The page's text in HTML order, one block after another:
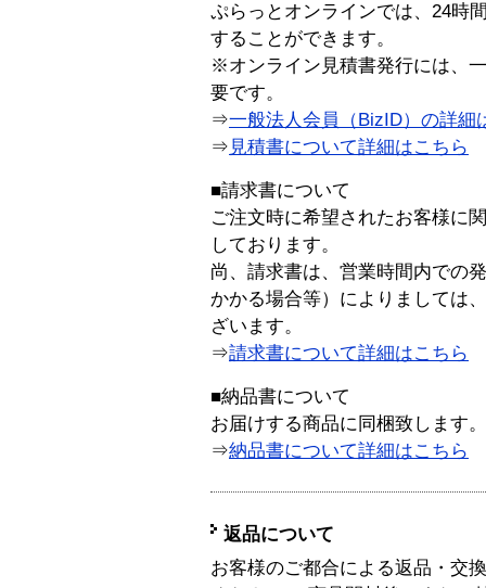
ぷらっとオンラインでは、24時
することができます。
※オンライン見積書発行には、
要です。
⇒一般法人会員（BizID）の詳細
⇒ 見積書について詳細はこちら
■請求書について
ご注文時に希望されたお客様に
しております。
尚、請求書は、営業時間内での
かかる場合等）によりましては
ざいます。
⇒請求書について詳細はこちら
■納品書について
お届けする商品に同梱致します。
⇒納品書について詳細はこちら
返品について
お客様のご都合による返品・交